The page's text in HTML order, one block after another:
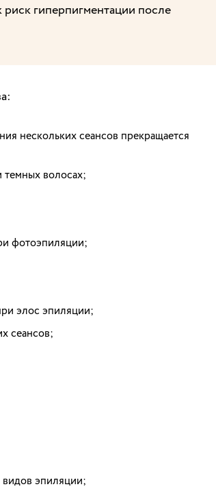
гиперпигментации после
нескольких сеансов прекращается
темных волосах;
фотоэпиляции;
элос эпиляции;
сеансов;
эпиляции;